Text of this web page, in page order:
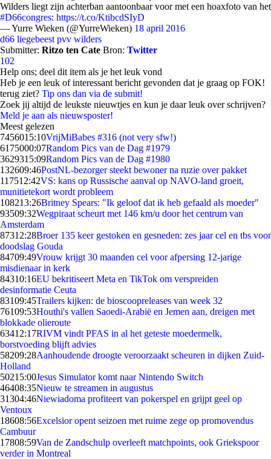
Wilders liegt zijn achterban aantoonbaar voor met een hoaxfoto van het
#D66congres: https://t.co/KtibcdSIyD
— Yurre Wieken (@YurreWieken) 18 april 2016
d66 liegebeest pvv wilders
Submitter: Ritzo ten Cate Bron: Twitter
102
Help ons; deel dit item als je het leuk vond
Heb je een leuk of interessant bericht gevonden dat je graag op FOK!
terug ziet? Tip ons dan via de submit!
Zoek jij altijd de leukste nieuwtjes en kun je daar leuk over schrijven?
Meld je aan als nieuwsposter!
Meest gelezen
7456015:10VrijMiBabes #316 (not very sfw!)
6175000:07Random Pics van de Dag #1979
3629315:09Random Pics van de Dag #1980
132609:46PostNL-bezorger steekt bewoner na ruzie over pakket
117512:42VS: kans op Russische aanval op NAVO-land groeit,
munitietekort wordt probleem
108213:26Britney Spears: "Ik geloof dat ik heb gefaald als moeder"
93509:32Wegpiraat scheurt met 146 km/u door het centrum van
Amsterdam
87312:28Broer 135 keer gestoken en gesneden: zes jaar cel en tbs voor
doodslag Gouda
84709:49Vrouw krijgt 30 maanden cel voor afpersing 12-jarige
misdienaar in kerk
84310:16EU bekritiseert Meta en TikTok om verspreiden
desinformatie Ceuta
83109:45Trailers kijken: de bioscoopreleases van week 32
76109:53Houthi's vallen Saoedi-Arabië en Jemen aan, dreigen met
blokkade olieroute
63412:17RIVM vindt PFAS in al het geteste moedermelk,
borstvoeding blijft advies
58209:28Aanhoudende droogte veroorzaakt scheuren in dijken Zuid-
Holland
50215:00Jesus Simulator komt naar Nintendo Switch
46408:35Nieuw te streamen in augustus
31304:46Niewiadoma profiteert van pokerspel en grijpt geel op
Ventoux
18608:56Excelsior opent seizoen met ruime zege op promovendus
Cambuur
17808:59Van de Zandschulp overleeft matchpoints, ook Griekspoor
verder in Montreal